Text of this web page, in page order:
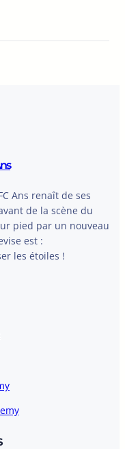
Ans renaît de ses
de la scène du
pied par un nouveau
est :
les étoiles !